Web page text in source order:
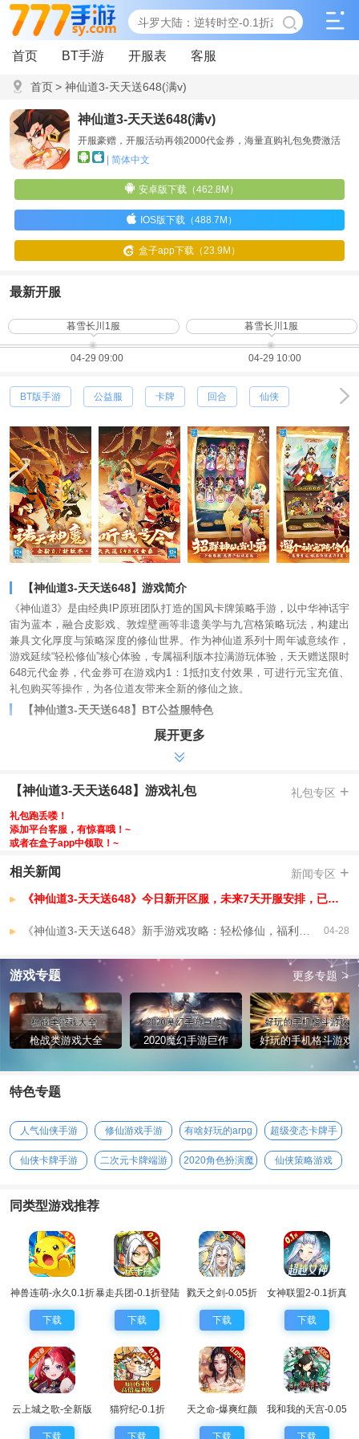
首页 BT手游 开服表 客服
首页> 神仙道3-天天送648(满v)
神仙道3-天天送648(满v)
开服豪赠，开服活动再领2000代金券，海量直购礼包免费激活
| 简体中文
安卓版下载（462.8M）
IOS版下载（488.7M）
盒子app下载（23.9M）
最新开服
暮雪长川1服
04-29 09:00
暮雪长川1服
04-29 10:00
BT版手游 公益服 卡牌 回合 仙侠
【神仙道3-天天送648】游戏简介
《神仙道3》是由经典IP原班团队打造的国风卡牌策略手游，以中华神话宇
宙为蓝本，融合皮影戏、敦煌壁画等非遗美学与九宫格策略玩法，构建出
兼具文化厚度与策略深度的修仙世界。作为神仙道系列十周年诚意续作，
游戏延续“轻松修仙”核心体验，专属福利版本拉满游玩体验，天天赠送限时
648元代金券，代金券可在游戏内1：1抵扣支付效果，可进行元宝充值、
礼包购买等操作，为各位道友带来全新的修仙之旅。
【神仙道3-天天送648】BT公益服特色
-开服豪赠，开服活动再领2000代金券，海量直购礼包免费激活
-充值比例1:10元宝，免费首充，每日送648代金券
-千抽自选，上线送千抽，极品神魔伙伴任你选
-多倍代金，每日超值代金券最高3倍返还，金品套装+连抽直接拿
-额外返利，代金券充值额外赠30%，1元当130元花
-
【神仙道3-天天送648】VIP介绍
展开更多
【神仙道3-天天送648】游戏礼包 礼包专区 +
礼包跑丢喽！
添加平台客服，有惊喜哦！~
或者在盒子app中领取！~
相关新闻 新闻专区 +
《神仙道3-天天送648》今日新开区服，未来7天开服安排，已开区服
04-28
游戏专题 更多专题 >
枪战类游戏大全 2020魔幻手游巨作 好玩的手机格斗游戏
特色专题
人气仙侠手游 修仙游戏手游
有啥好玩的arpg
超级变态卡牌手
仙侠卡牌手游
二次元卡牌端游
2020角色扮演魔
仙侠策略游戏
同类型游戏推荐
神兽连萌-永久0.1折
下载
暴走兵团-0.1折登陆
送千抽
下载
戮天之剑-0.05折
下载
女神联盟2-0.1折真
女神
下载
云上城之歌-全新版
本
下载
猫狩纪-0.1折
下载
天之命-爆爽红颜
0.05折
下载
我和我的天宫-0.05
折仙兽伴行
下载